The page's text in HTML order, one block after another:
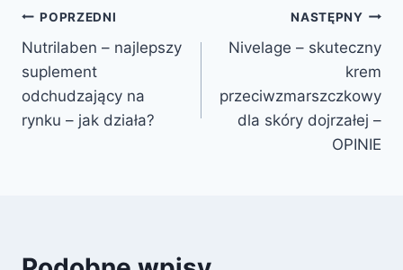
Nawigacja
wpisu
POPRZEDNI
Nutrilaben – najlepszy
suplement
odchudzający na
rynku – jak działa?
NASTĘPNY
Nivelage – skuteczny
krem
przeciwzmarszczkowy
dla skóry dojrzałej –
OPINIE